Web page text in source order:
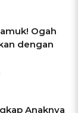
Ogah
dengan
Anaknya